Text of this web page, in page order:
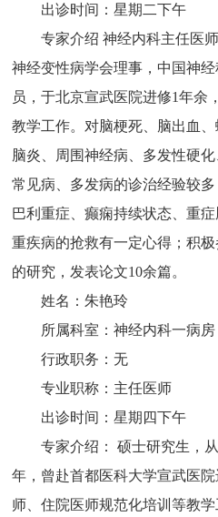
出诊时间：星期二下午
专家介绍 神经内科主任医
神经变性病学会理事，中国神
员，于北京宣武医院进修1年余
教学工作。对脑梗死、脑出血
脑炎、周围神经病、多发性硬
常见病、多发病的诊治经验较
巴利重症、癫痫持续状态、重
重疾病的抢救有一定心得；积
的研究，发表论文10余篇。
姓名：朱艳玲
所属科室：神经内科一病房
行政职务：无
专业职称：主任医师
出诊时间：星期四下午
专家介绍： 硕士研究生，
年，曾赴首都医科大学宣武医
师、住院医师规范化培训等教